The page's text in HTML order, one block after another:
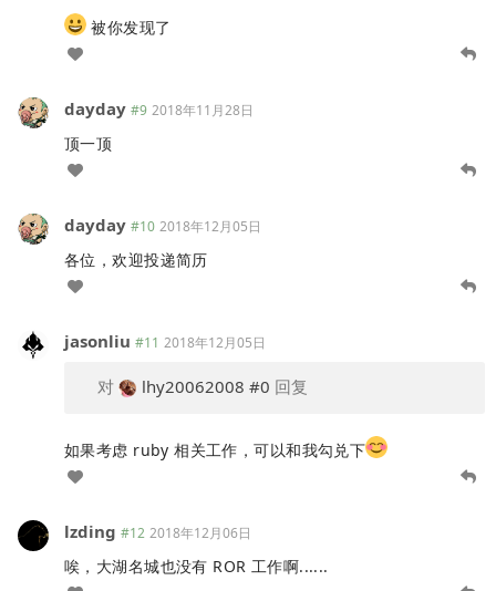
被你发现了
dayday #9 2018年11月28日
顶一顶
dayday #10 2018年12月05日
各位，欢迎投递简历
jasonliu #11 2018年12月05日
对 lhy20062008 #0 回复
如果考虑 ruby 相关工作，可以和我勾兑下
lzding #12 2018年12月06日
唉，大湖名城也没有 ROR 工作啊......